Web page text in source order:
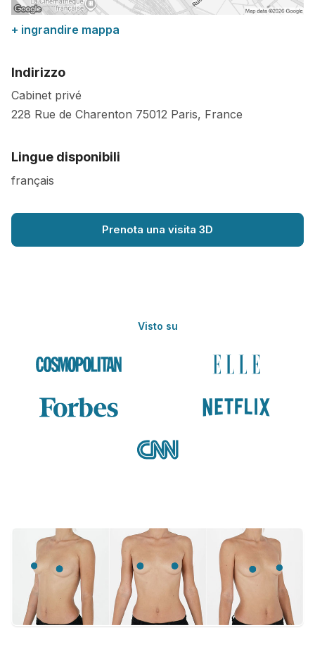
+ ingrandire mappa
Indirizzo
Cabinet privé
228 Rue de Charenton 75012 Paris, France
Lingue disponibili
français
Prenota una visita 3D
Visto su